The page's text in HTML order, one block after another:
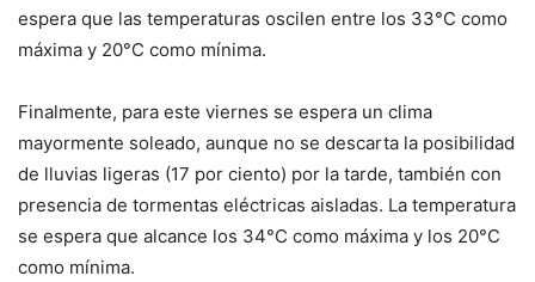
espera que las temperaturas oscilen entre los 33°C como
máxima y 20°C como mínima.
Finalmente, para este viernes se espera un clima
mayormente soleado, aunque no se descarta la posibilidad
de lluvias ligeras (17 por ciento) por la tarde, también con
presencia de tormentas eléctricas aisladas. La temperatura
se espera que alcance los 34°C como máxima y los 20°C
como mínima.